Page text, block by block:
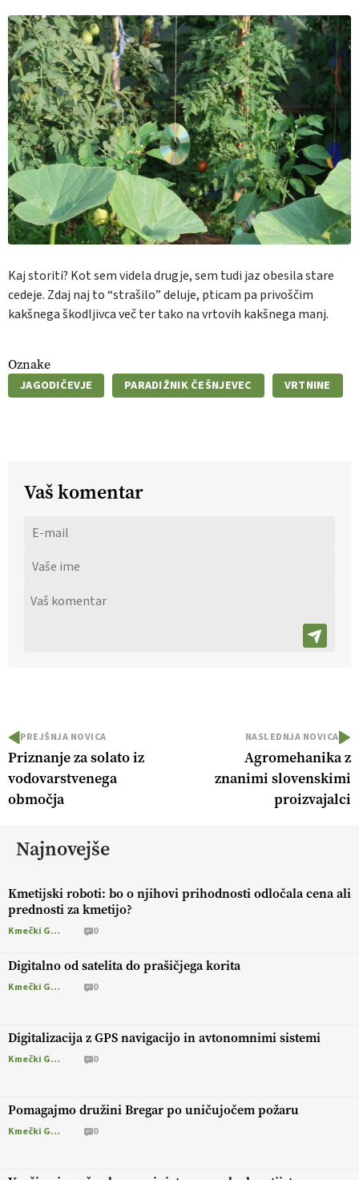
Kaj storiti? Kot sem videla drugje, sem tudi jaz obesila stare
cedeje. Zdaj naj to “strašilo” deluje, pticam pa privoščim
kakšnega škodljivcaveč ter tako navrtovih kakšnega manj.
Oznake
JAGODIČEVJE PARADIŽNIK ČEŠNJEVEC VRTNINE
Vaš komentar
PREJŠNJA NOVICA
Priznanje za solato iz
vodovarstvenega
območja
NASLEDNJA NOVICA
Agromehanika z
znanimi slovenskimi
proizvajalci
Najnovejše
Kmetijski roboti: bo o njihovi prihodnosti odločala cena ali
prednosti za kmetijo?
Kmečki Glas 0
Digitalno od satelita do prašičjega korita
Kmečki Glas 0
Digitalizacija z GPS navigacijo in avtonomnimi sistemi
Kmečki Glas 0
Pomagajmo družini Bregar po uničujočem požaru
Kmečki Glas 0